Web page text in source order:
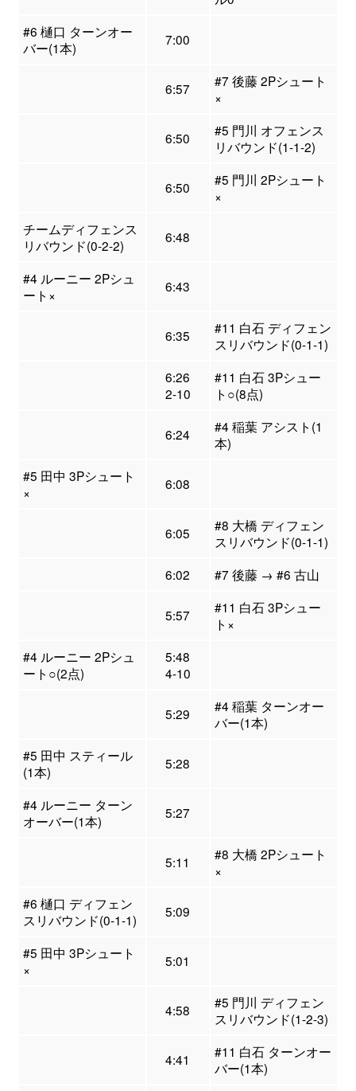
#6 樋口 ターンオー
バー(1本)
7:00
6:57
#7 後藤 2Pシュート
×
6:50
#5 門川 オフェンス
リバウンド(1-1-2)
6:50
#5 門川 2Pシュート
×
チームディフェンス
リバウンド(0-2-2)
6:48
#4 ルーニー 2Pシュ
ート×
6:43
6:35
#11 白石 ディフェン
スリバウンド(0-1-1)
6:26
2-10
#11 白石 3Pシュー
ト○(8点)
6:24
#4 稲葉 アシスト(1
本)
#5 田中 3Pシュート
×
6:08
6:05
#8 大橋 ディフェン
スリバウンド(0-1-1)
6:02
#7 後藤 → #6 古山
5:57
#11 白石 3Pシュー
ト×
#4 ルーニー 2Pシュ
ート○(2点)
5:48
4-10
5:29
#4 稲葉 ターンオー
バー(1本)
#5 田中 スティール
(1本)
5:28
#4 ルーニー ターン
オーバー(1本)
5:27
5:11
#8 大橋 2Pシュート
×
#6 樋口 ディフェン
スリバウンド(0-1-1)
5:09
#5 田中 3Pシュート
×
5:01
4:58
#5 門川 ディフェン
スリバウンド(1-2-3)
4:41
#11 白石 ターンオー
バー(1本)